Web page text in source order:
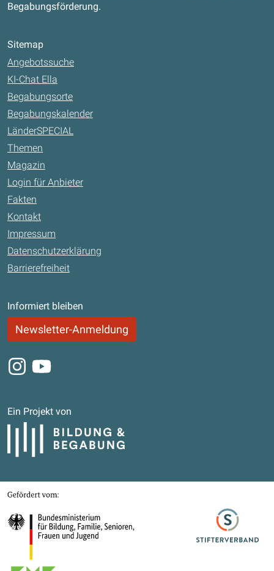
Begabungsförderung.
Sitemap
Angebotssuche
KI-Chat Ella
Begabungsorte
Begabungskalender
LänderSPECIAL
Themen
Magazin
Login für Anbieter
Fakten
Kontakt
Impressum
Datenschutzerklärung
Barrierefreiheit
Informiert bleiben
Newsletter-Anmeldung
Instagram
Youtube
Ein Projekt von
Bildung und Begabung
Gefördert von
Bundesministerium für Bildung, Familie, Senioren, Frauen und Jugend
Stifterverband